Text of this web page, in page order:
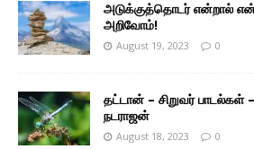
அடுக்குத்தொடர் என்றால்
அறிவோம்!
August 19, 2023 0
தட்டான் – சிறுவர் பாடல்கள்
நடராஜன்
August 18, 2023 0